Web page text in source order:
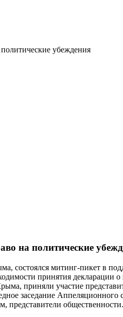
убеждения
на политические
состоялся митинг-пикет в
принятия
приняли участие
заседание
представители общественности.